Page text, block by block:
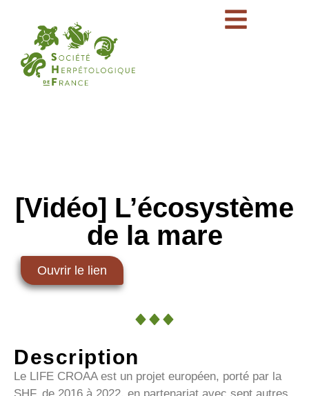
[Vidéo] L’écosystème
de la mare
Ouvrir le lien
Description
Le LIFE CROAA est un projet européen, porté par la
SHF, de 2016 à 2022, en partenariat avec sept autres